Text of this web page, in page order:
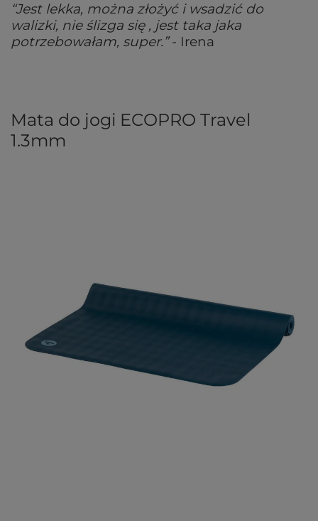
“Jest lekka, można złożyć i wsadzić do
walizki, nie ślizga się , jest taka jaka
potrzebowałam, super.”- Irena
Mata do jogi ECOPRO Travel
1.3mm